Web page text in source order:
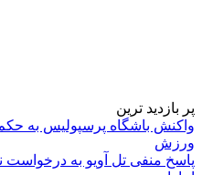
پر بازدید ترین
واکنش باشگاه پرسپولیس به حکم
ورزش
پاسخ منفی تل آویو به